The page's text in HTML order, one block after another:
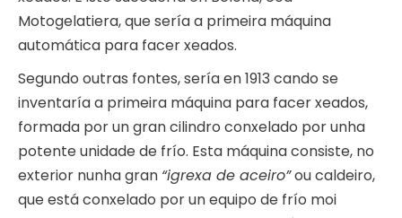
Motogelatiera, que sería a primeira máquina
automática para facer xeados.
Segundo outras fontes, sería en 1913 cando se
inventaría a primeira máquina para facer xeados,
formada por un gran cilindro conxelado por unha
potente unidade de frío. Esta máquina consiste, no
exterior nunha gran “igrexa de aceiro”ou caldeiro,
que está conxelado por un equipo de frío moi